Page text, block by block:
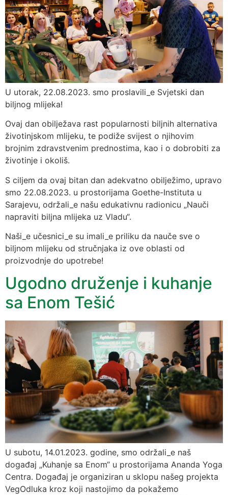
U utorak, 22.08.2023. smo proslavili_e Svjetski dan
biljnog mlijeka!
Ovaj dan obilježava rast popularnosti biljnih alternativa
životinjskom mlijeku, te podiže svijest o njihovim
brojnim zdravstvenim prednostima, kao i o dobrobiti za
životinje i okoliš.
S ciljem da ovaj bitan dan adekvatno obilježimo, upravo
smo 22.08.2023. u prostorijama Goethe-Instituta u
Sarajevu, održali_e našu edukativnu radionicu „Nauči
napraviti biljna mlijeka uz Vladu“.
Naši_e učesnici_e su imali_e priliku da nauče sve o
biljnom mlijeku od stručnjaka iz ove oblasti od
proizvodnje do upotrebe!
Ugodno druženje i kuhanje
sa Enom Tešić
U subotu, 14.01.2023. godine, smo održali_e naš
događaj „Kuhanje sa Enom“ u prostorijama Ananda Yoga
Centra. Događaj je organiziran u sklopu našeg projekta
VegOdluka kroz koji nastojimo da pokažemo